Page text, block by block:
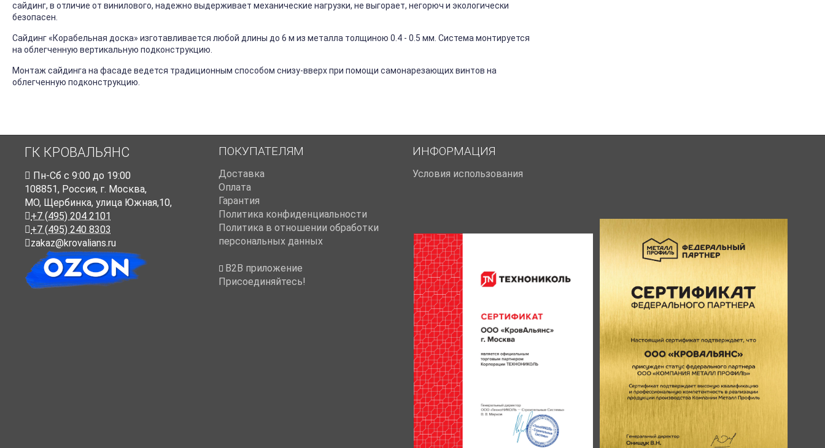
сайдинг, в отличие от винилового, надежно выдерживает механические нагрузки, не выгорает, негорюч и экологически
безопасен.
Сайдинг «Корабельная доска» изготавливается любой длины до 6 м из металла толщиною 0.4 - 0.5 мм. Система монтируется
на облегченную вертикальную подконструкцию.
Монтаж сайдинга на фасаде ведется традиционным способом снизу-вверх при помощи самонарезающих винтов на
облегченную подконструкцию.
ГК КРОВАЛЬЯНС
Пн-Cб с 9:00 до 19:00
108851, Россия, г. Москва,
МО, Щербинка, улица Южная,10,
+7 (495) 204 2101
+7 (495) 240 8303
zakaz@krovalians.ru
ПОКУПАТЕЛЯМ
Доставка
Оплата
Гарантия
Политика конфиденциальности
Политика в отношении обработки
персональных данных
B2B приложение
Присоединяйтесь!
ИНФОРМАЦИЯ
Условия использования